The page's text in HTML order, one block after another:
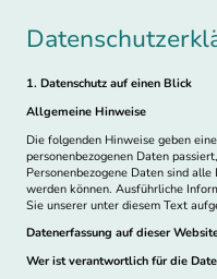
1. Datenschutz auf einen Blick
Allgemeine Hinweise
Die folgenden Hinweise geben
personenbezogenen Daten
Personenbezogene Daten sind
werden können. Ausführliche
Sie unserer unter diesem Text
Datenerfassung auf dieser
Wer ist verantwortlich für die